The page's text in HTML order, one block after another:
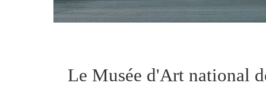
Le Musée d'Art national